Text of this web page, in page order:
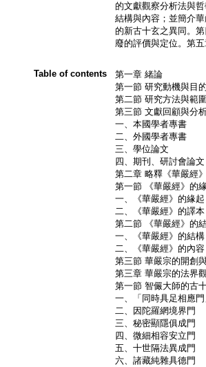
的文獻觀察分析法與
結構與內容；並簡介
的新古十玄之異同。
廢的評價與定位。第
Table of contents
第一章 緒論
第一節 研究動機與目
第二節 研究方法與範
第三節 文獻回顧與分
一、本國學者專書
二、外國學者專書
三、學位論文
四、期刊、研討會論文
第二章 略釋《華嚴經
第一節 《華嚴經》的
一、《華嚴經》的緣起
二、《華嚴經》的譯本
第二節 《華嚴經》的
一、《華嚴經》的結構
二、《華嚴經》的內容
第三節 華嚴宗的開創
第三章 華嚴宗的法界
第一節 智儼大師的古
一、「同時具足相應
二、因陀羅網境界門
三、秘密顯隱俱成門
四、微細相容安立門
五、十世隔法異成門
六、諸藏純雜具德門